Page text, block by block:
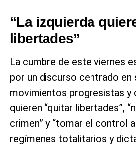
“La izquierda
libertades”
La cumbre de este viernes
por un discurso centrado en
movimientos progresistas y
quieren “quitar libertades”,
crimen” y “tomar el control
regímenes totalitarios y